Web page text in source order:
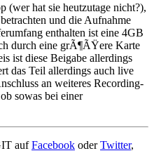
(wer hat sie heutzutage nicht?),
und die Aufnahme
enthalten ist eine 4GB
durch eine grÃ¶ÃŸere Karte
ist diese Beigabe allerdings
das Teil allerdings auch live
an weiteres Recording-
sowas bei einer
aufFacebook oderTwitter,